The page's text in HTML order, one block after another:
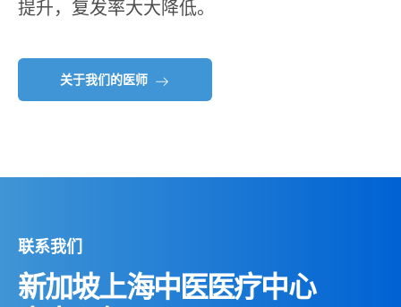
提升，复发率大大降低。
关于我们的医师
联系我们
新加坡上海中医医疗中心